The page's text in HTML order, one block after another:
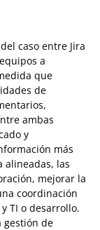
caso entre Jira
a
que
de
ambas
y
más
alineadas, las
mejorar la
coordinación
TI o desarrollo.
gestión de